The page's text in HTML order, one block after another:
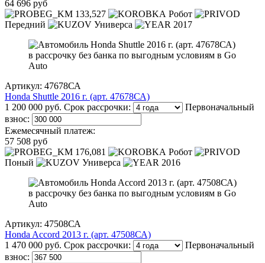
64 696 руб
133,527
Робот
Передний
Универса 2017
Артикул: 47678СА
Honda Shuttle 2016 г. (арт. 47678СА)
1 200 000 руб. Срок рассрочки:
Первоначальный
взнос:
Ежемесячный платеж:
57 508 руб
176,081
Робот
Поный
Универса 2016
Артикул: 47508СА
Honda Accord 2013 г. (арт. 47508СА)
1 470 000 руб. Срок рассрочки:
Первоначальный
взнос: